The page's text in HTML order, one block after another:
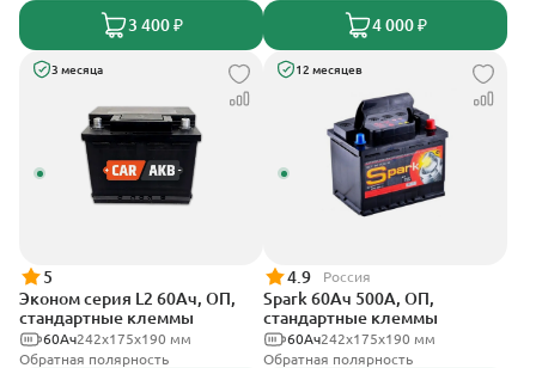
3 400 ₽ 4 000 ₽
3 месяца
5
Эконом серия L2 60Ач, ОП,
стандартные клеммы
242х175х190 мм
60Ач
Обратная полярность
12 месяцев
4.9 Россия
Spark 60Ач 500А, ОП,
стандартные клеммы
242х175х190 мм
60Ач
Обратная полярность